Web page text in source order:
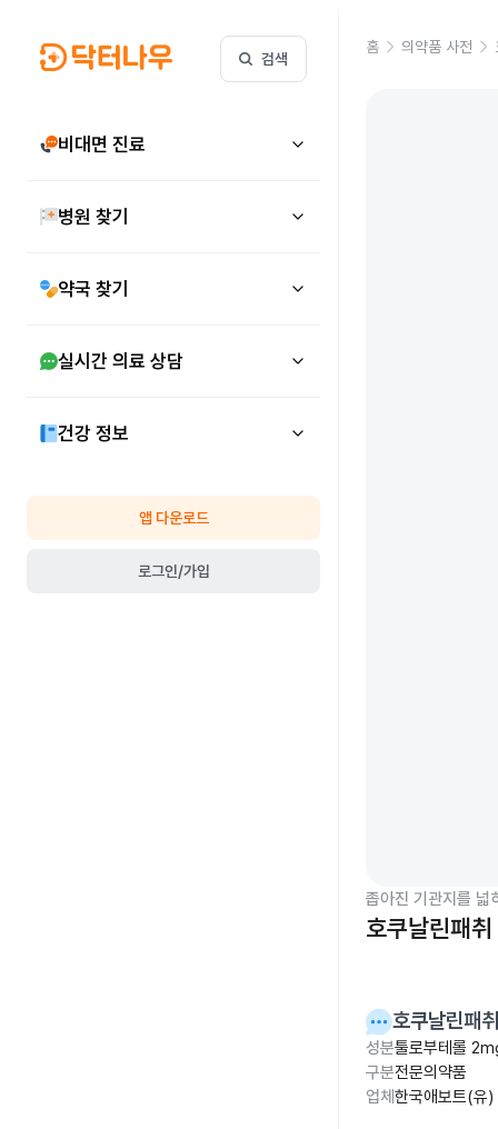
검색
비대면 진료
병원 찾기
약국 찾기
실시간 의료 상담
건강 정보
앱 다운로드
로그인/가입
홈 의약품 사전
좁아진 기관지를 넓
호쿠날린패
호쿠날린패
성분툴로부테롤
구분전문의약품
업체 한국애보트(유)